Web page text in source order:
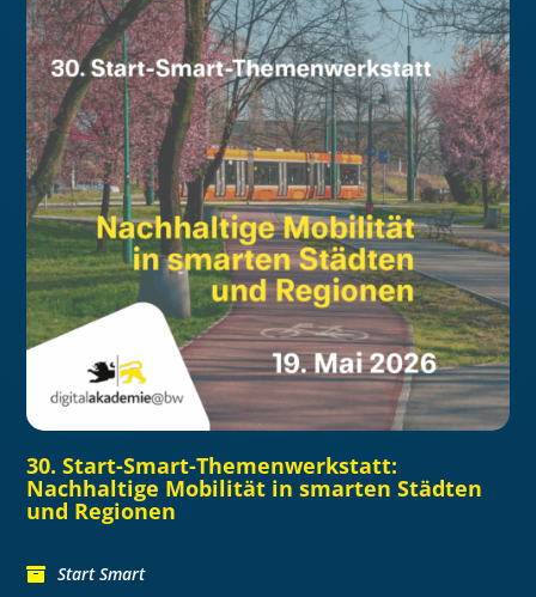
30. Start-Smart-Themenwerkstatt:
Nachhaltige Mobilität in smarten Städten
und Regionen
Start Smart